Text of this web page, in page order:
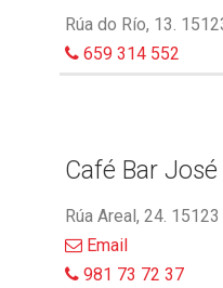
Rúa do Río, 13.
659 314 552
Café Bar José
Rúa Areal, 24.
Email
981 73 72 37